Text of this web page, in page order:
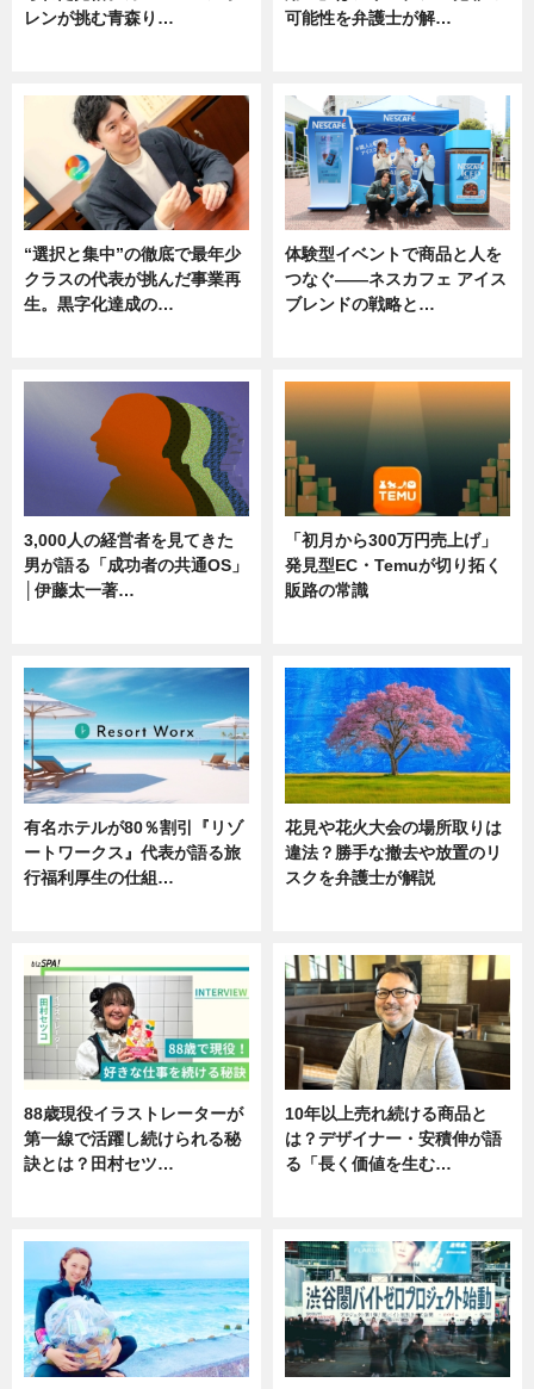
レンが挑む青森り…
可能性を弁護士が解…
“選択と集中”の徹底で最年少
クラスの代表が挑んだ事業再
生。黒字化達成の…
体験型イベントで商品と人を
つなぐ――ネスカフェ アイス
ブレンドの戦略と…
3,000人の経営者を見てきた
男が語る「成功者の共通OS」
│伊藤太一著…
「初月から300万円売上げ」
発見型EC・Temuが切り拓く
販路の常識
有名ホテルが80％割引『リゾ
ートワークス』代表が語る旅
行福利厚生の仕組…
花見や花火大会の場所取りは
違法？勝手な撤去や放置のリ
スクを弁護士が解説
88歳現役イラストレーターが
第一線で活躍し続けられる秘
訣とは？田村セツ…
10年以上売れ続ける商品と
は？デザイナー・安積伸が語
る「長く価値を生む…